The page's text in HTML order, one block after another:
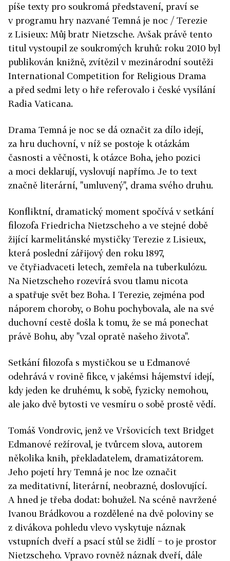
píše texty pro soukromá představení, praví se
v programu hry nazvané Temná je noc / Terezie
z Lisieux: Můj bratr Nietzsche. Avšak právě tento
titul vystoupil ze soukromých kruhů: roku 2010 byl
publikován knižně, zvítězil v mezinárodní soutěži
International Competition for Religious Drama
a před sedmi lety o hře referovalo i české vysílání
Radia Vaticana.
Drama Temná je noc se dá označit za dílo idejí,
za hru duchovní, v níž se postoje k otázkám
časnosti a věčnosti, k otázce Boha, jeho pozici
a moci deklarují, vyslovují napřímo. Je to text
značně literární, "umluvený", drama svého druhu.
Konfliktní, dramatický moment spočívá v setkání
filozofa Friedricha Nietzscheho a ve stejné době
žijící karmelitánské mystičky Terezie z Lisieux,
která poslední zářijový den roku 1897,
ve čtyřiadvaceti letech, zemřela na tuberkulózu.
Na Nietzscheho rozevírá svou tlamu nicota
a spatřuje svět bez Boha. I Terezie, zejména pod
náporem choroby, o Bohu pochybovala, ale na své
duchovní cestě došla k tomu, že se má ponechat
právě Bohu, aby "vzal opratě našeho života".
Setkání filozofa s mystičkou se u Edmanové
odehrává v rovině fikce, v jakémsi hájemství idejí,
kdy jeden ke druhému, k sobě, fyzicky nemohou,
ale jako dvě bytosti ve vesmíru o sobě prostě vědí.
Tomáš Vondrovic, jenž ve Vršovicích text Bridget
Edmanové režíroval, je tvůrcem slova, autorem
několika knih, překladatelem, dramatizátorem.
Jeho pojetí hry Temná je noc lze označit
za meditativní, literární, neobrazné, doslovující.
A hned je třeba dodat: bohužel. Na scéně navržené
Ivanou Brádkovou a rozdělené na dvě poloviny se
z divákova pohledu vlevo vyskytuje náznak
vstupních dveří a psací stůl se židlí − to je prostor
Nietzscheho. Vpravo rovněž náznak dveří, dále